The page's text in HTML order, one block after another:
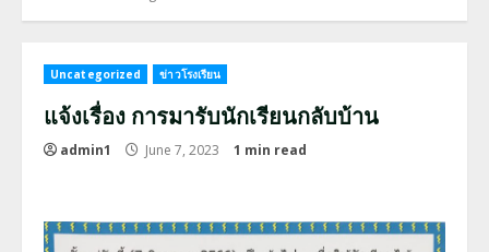
Uncategorized ข่าวโรงเรียน
แจ้งเรื่อง การมารับนักเรียนกลับบ้าน
admin1 June 7, 2023 1 min read